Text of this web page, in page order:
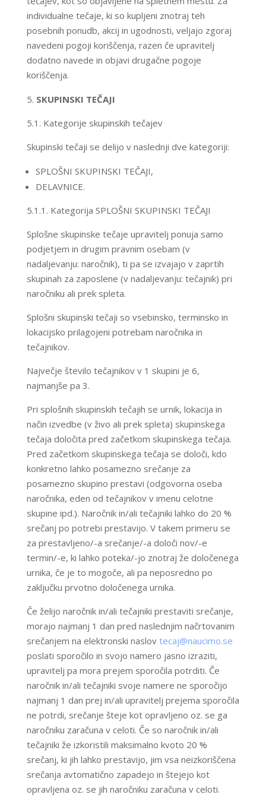
individualne tečaje, ki so kupljeni znotraj teh
posebnih ponudb, akcij in ugodnosti, veljajo zgoraj
navedeni pogoji koriščenja, razen če upravitelj
dodatno navede in objavi drugačne pogoje
koriščenja.
SKUPINSKI TEČAJI
5.1. Kategorije skupinskih tečajev
Skupinski tečaji se delijo v naslednji dve kategoriji:
SPLOŠNI SKUPINSKI TEČAJI,
DELAVNICE.
5.1.1. Kategorija SPLOŠNI SKUPINSKI TEČAJI
Splošne skupinske tečaje upravitelj ponuja samo
podjetjem in drugim pravnim osebam (v
nadaljevanju: naročnik), ti pa se izvajajo v zaprtih
skupinah za zaposlene (v nadaljevanju: tečajnik) pri
naročniku ali prek spleta.
Splošni skupinski tečaji so vsebinsko, terminsko in
lokacijsko prilagojeni potrebam naročnika in
tečajnikov.
Največje število tečajnikov v 1 skupini je 6,
najmanjše pa 3.
Pri splošnih skupinskih tečajih se urnik, lokacija in
način izvedbe (v živo ali prek spleta) skupinskega
tečaja določita pred začetkom skupinskega tečaja.
Pred začetkom skupinskega tečaja se določi, kdo
konkretno lahko posamezno srečanje za
posamezno skupino prestavi (odgovorna oseba
naročnika, eden od tečajnikov v imenu celotne
skupine ipd.). Naročnik in/ali tečajniki lahko do 20 %
srečanj po potrebi prestavijo. V takem primeru se
za prestavljeno/-a srečanje/-a določi nov/-e
termin/-e, ki lahko poteka/-jo znotraj že določenega
urnika, če je to mogoče, ali pa neposredno po
zaključku prvotno določenega urnika.
Če želijo naročnik in/ali tečajniki prestaviti srečanje,
morajo najmanj 1 dan pred naslednjim načrtovanim
srečanjem na elektronski naslov tecaj@naucimo.se
poslati sporočilo in svojo namero jasno izraziti,
upravitelj pa mora prejem sporočila potrditi. Če
naročnik in/ali tečajniki svoje namere ne sporočijo
najmanj 1 dan prej in/ali upravitelj prejema sporočila
ne potrdi, srečanje šteje kot opravljeno oz. se ga
naročniku zaračuna v celoti. Če so naročnik in/ali
tečajniki že izkoristili maksimalno kvoto 20 %
srečanj, ki jih lahko prestavijo, jim vsa neizkoriščena
srečanja avtomatično zapadejo in štejejo kot
opravljena oz. se jih naročniku zaračuna v celoti.